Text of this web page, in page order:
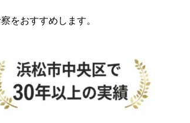
をおすすめします。